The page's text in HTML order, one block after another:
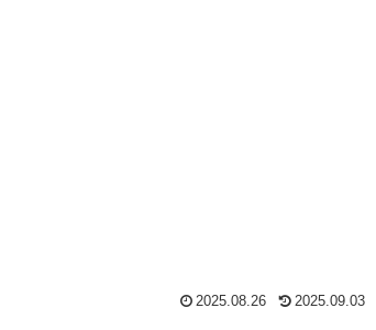
2025.08.26 2025.09.03